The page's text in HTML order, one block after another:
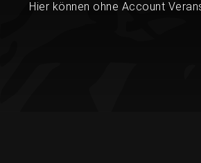
Hier können ohne Account